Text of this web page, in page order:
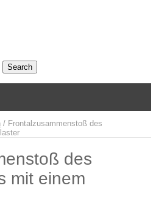
/ Frontalzusammenstoß des
des
mit einem